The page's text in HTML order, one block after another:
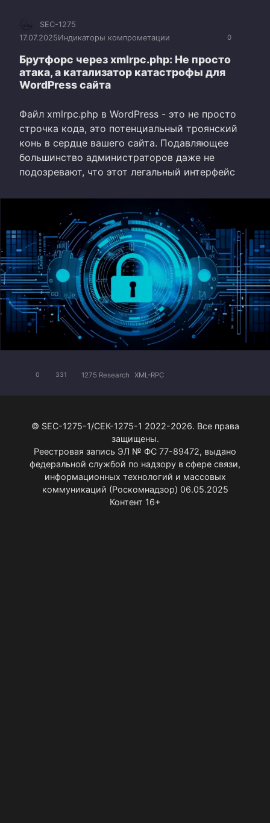
0
SEC-1275
17.07.2025Индикаторы компрометации
Брутфорс через xmlrpc.php: Не просто
атака, а катализатор катастрофы для
WordPress сайта
Файл xmlrpc.php в WordPress - это не просто
строчка кода, это потенциальный троянский
конь в сердце вашего сайта. Подавляющее
большинство администраторов даже не
подозревают, что этот легальный интерфейс
0 331 1275 Research XML-RPC
© SEC-1275-1/СЕК-1275-1 2022-2026. Все права
защищены.
Реестровая запись ЭЛ № ФС 77-89472, выдано
федеральной службой по надзору в сфере связи,
информационных технологий и массовых
коммуникаций (Роскомнадзор) 06.05.2025
Контент 16+